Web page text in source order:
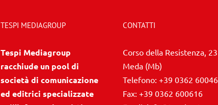
racchiude un pool di
società di comunicazione
ed editrici specializzate
nell’informazione b2b.
Meda (Mb)
Telefono:+39 0362 600463
Fax:+39 0362 600616
Email:info@tespi.net